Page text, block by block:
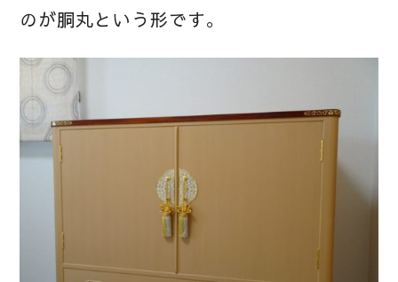
のが胴丸という形です。